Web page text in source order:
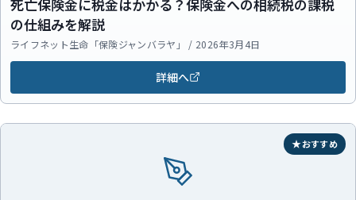
死亡保険金に税金はかかる？保険金への相続税の課税
の仕組みを解説
ライフネット生命「保険ジャンバラヤ」 / 2026年3月4日
詳細へ
おすすめ